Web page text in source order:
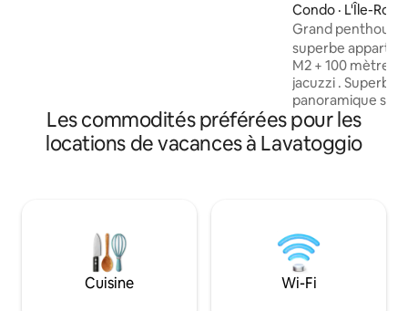
maison.
Condo · L'Île-
Grand penthouse
superbe
M2 + 100 mètres
jacuzzi . Superbe
panoramique sur
et le cap corse ,
montagnes .
port, du centre
Appartement très
appartement est neuf
box fermé dans
Les commodités préférées pour les
locations de vacances à Lavatoggio
Cuisine Wi-Fi